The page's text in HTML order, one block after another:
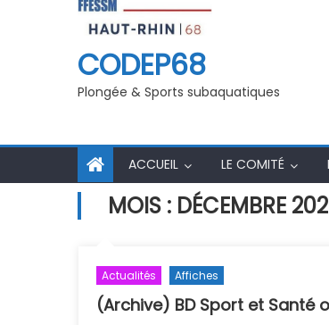
CODEP68
Plongée & Sports subaquatiques
Inscriptions Examen et
initiateurs 2025-2026
ACCUEIL LE COMITÉ
MOIS : DÉCEMBRE
Actualités Affiches
(Archive) BD Sport et Santé